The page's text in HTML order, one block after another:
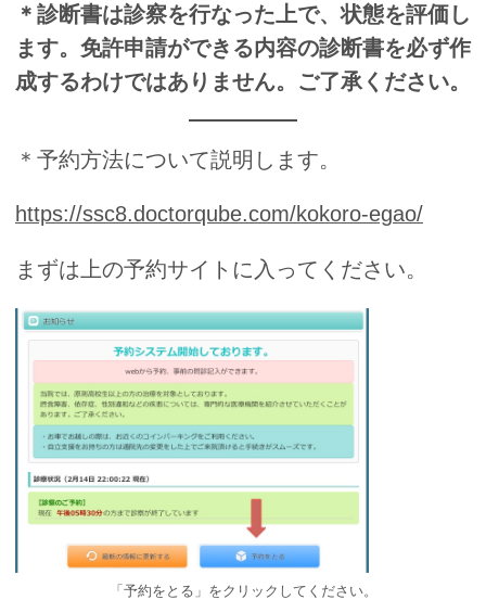
＊診断書は診察を行なった上で、状態を評価し
ます。免許申請ができる内容の診断書を必ず作
成するわけではありません。ご了承ください。
＊予約方法について説明します。
https://ssc8.doctorqube.com/kokoro-egao/
まずは上の予約サイトに入ってください。
「予約をとる」をクリックしてください。